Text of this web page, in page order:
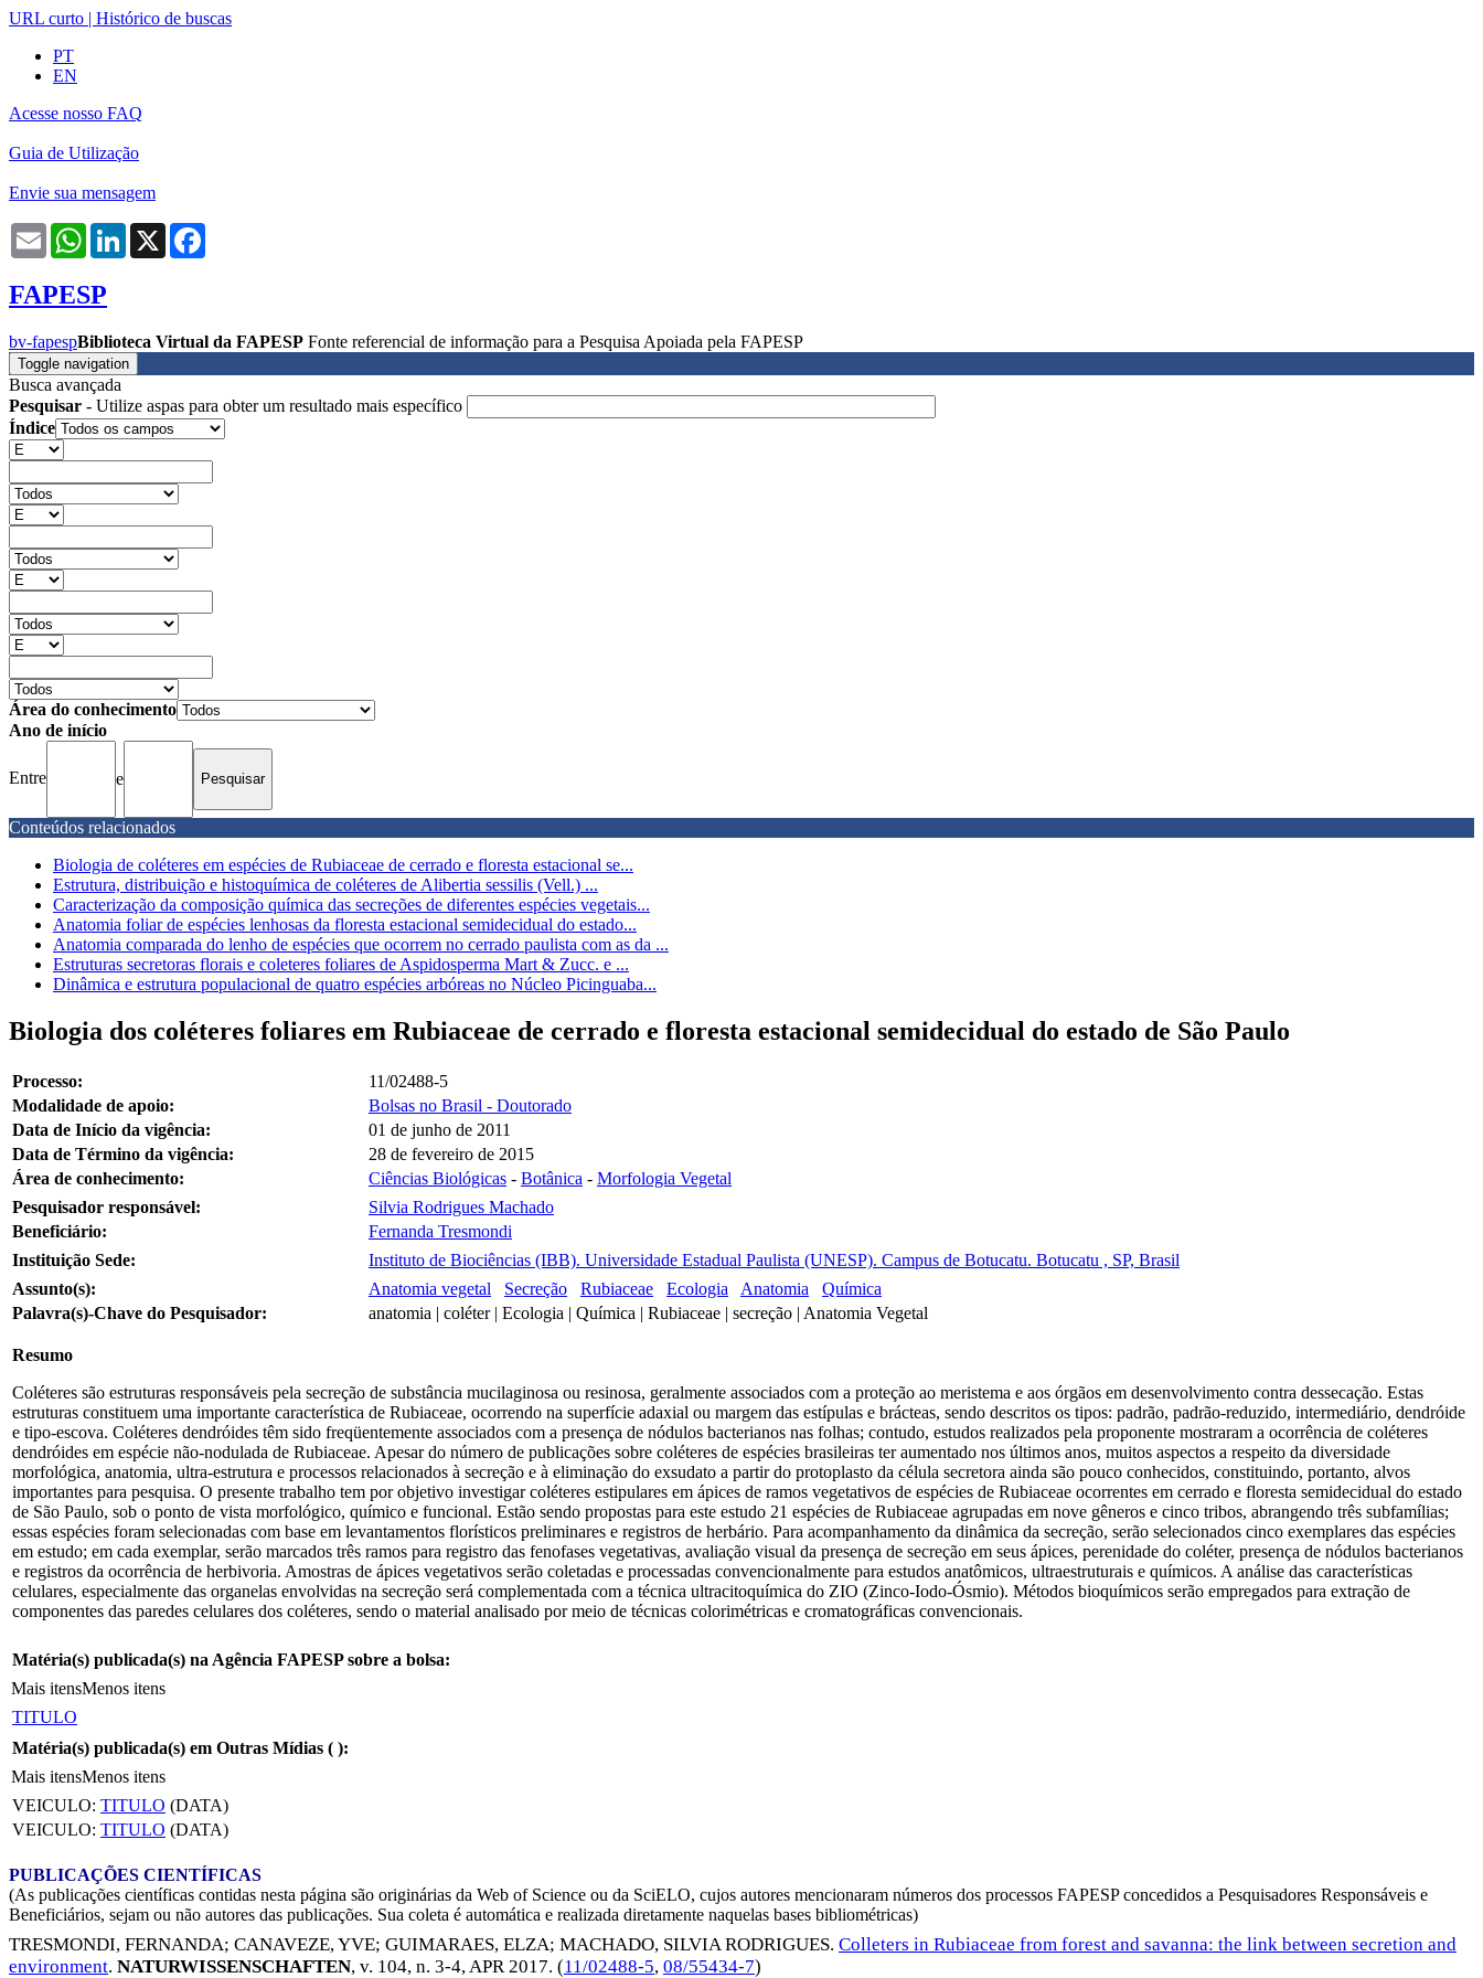
URL curto | Histórico de buscas
PT
EN
Acesse nosso FAQ
Guia de Utilização
Envie sua mensagem
Email WhatsAppLinkedIn
X
FAPESP
bv-fapespBiblioteca Virtual da FAPESP Fonte referencial de informação para a Pesquisa Apoiada pela FAPESP
Toggle navigation
Busca avançada
Pesquisar - Utilize aspas para obter um resultado mais específico
Índice
Área do conhecimento
Ano de início
Entre e
Conteúdos relacionados
Biologia de coléteres em espécies de Rubiaceae de cerrado e floresta estacional se...
Estrutura, distribuição e histoquímica de coléteres de Alibertia sessilis (Vell.) ...
Caracterização da composição química das secreções de diferentes espécies vegetais...
Anatomia foliar de espécies lenhosas da floresta estacional semidecidual do estado...
Anatomia comparada do lenho de espécies que ocorrem no cerrado paulista com as da ...
Estruturas secretoras florais e coleteres foliares de Aspidosperma Mart & Zucc. e ...
Dinâmica e estrutura populacional de quatro espécies arbóreas no Núcleo Picinguaba...
Biologia dos coléteres foliares em Rubiaceae de cerrado e floresta estacional semidecidual do estado de São Paulo
Processo:
11/02488-5
Modalidade de apoio:
Bolsas no Brasil - Doutorado
Data de Início da vigência:
01 de junho de 2011
Data de Término da vigência:
28 de fevereiro de 2015
Área de conhecimento:
Ciências Biológicas - Botânica - Morfologia Vegetal
Pesquisador responsável:
Silvia Rodrigues Machado
Beneficiário:
Fernanda Tresmondi
Instituição Sede:
Instituto de Biociências (IBB). Universidade Estadual Paulista (UNESP). Campus de Botucatu. Botucatu , SP, Brasil
Assunto(s):
Anatomia vegetal Secreção Rubiaceae Ecologia Anatomia
Química
Palavra(s)-Chave do Pesquisador:
anatomia | coléter | Ecologia | Química | Rubiaceae | secreção | Anatomia Vegetal
Resumo
Coléteres são estruturas responsáveis pela secreção de substância mucilaginosa ou resinosa, geralmente associados com a proteção ao meristema e aos órgãos em desenvolvimento contra dessecação. Estas
estruturas constituem uma importante característica de Rubiaceae, ocorrendo na superfície adaxial ou margem das estípulas e brácteas, sendo descritos os tipos: padrão, padrão-reduzido, intermediário, dendróide
e tipo-escova. Coléteres dendróides têm sido freqüentemente associados com a presença de nódulos bacterianos nas folhas; contudo, estudos realizados pela proponente mostraram a ocorrência de coléteres
dendróides em espécie não-nodulada de Rubiaceae. Apesar do número de publicações sobre coléteres de espécies brasileiras ter aumentado nos últimos anos, muitos aspectos a respeito da diversidade
morfológica, anatomia, ultra-estrutura e processos relacionados à secreção e à eliminação do exsudato a partir do protoplasto da célula secretora ainda são pouco conhecidos, constituindo, portanto, alvos
importantes para pesquisa. O presente trabalho tem por objetivo investigar coléteres estipulares em ápices de ramos vegetativos de espécies de Rubiaceae ocorrentes em cerrado e floresta semidecidual do estado
de São Paulo, sob o ponto de vista morfológico, químico e funcional. Estão sendo propostas para este estudo 21 espécies de Rubiaceae agrupadas em nove gêneros e cinco tribos, abrangendo três subfamílias;
essas espécies foram selecionadas com base em levantamentos florísticos preliminares e registros de herbário. Para acompanhamento da dinâmica da secreção, serão selecionados cinco exemplares das espécies
em estudo; em cada exemplar, serão marcados três ramos para registro das fenofases vegetativas, avaliação visual da presença de secreção em seus ápices, perenidade do coléter, presença de nódulos bacterianos
e registros da ocorrência de herbivoria. Amostras de ápices vegetativos serão coletadas e processadas convencionalmente para estudos anatômicos, ultraestruturais e químicos. A análise das características
celulares, especialmente das organelas envolvidas na secreção será complementada com a técnica ultracitoquímica do ZIO (Zinco-Iodo-Ósmio). Métodos bioquímicos serão empregados para extração de
componentes das paredes celulares dos coléteres, sendo o material analisado por meio de técnicas colorimétricas e cromatográficas convencionais.
Matéria(s) publicada(s) na Agência FAPESP sobre a bolsa:
Mais itensMenos itens
TITULO
Matéria(s) publicada(s) em Outras Mídias ( ):
Mais itensMenos itens
VEICULO: TITULO (DATA)
VEICULO: TITULO (DATA)
PUBLICAÇÕES CIENTÍFICAS
(As publicações científicas contidas nesta página são originárias da Web of Science ou da SciELO, cujos autores mencionaram números dos processos FAPESP concedidos a Pesquisadores Responsáveis e
Beneficiários, sejam ou não autores das publicações. Sua coleta é automática e realizada diretamente naquelas bases bibliométricas)
TRESMONDI, FERNANDA; CANAVEZE, YVE; GUIMARAES, ELZA; MACHADO, SILVIA RODRIGUES. Colleters in Rubiaceae from forest and savanna: the link between secretion and
environment. NATURWISSENSCHAFTEN, v. 104, n. 3-4,APR 2017. (11/02488-5, 08/55434-7)